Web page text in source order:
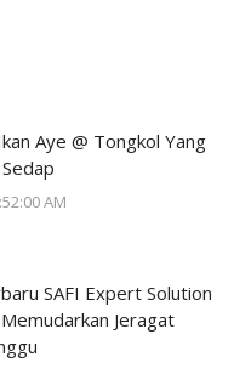
Aye @ Tongkol Yang
AM
SAFI Expert Solution
Jeragat